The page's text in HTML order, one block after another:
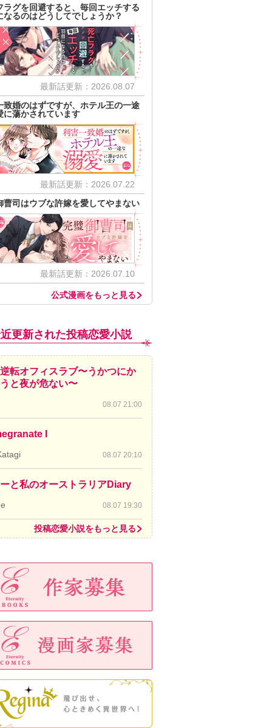
ラグを回避すると、毎回エッチする
なるのはどうしてでしょうか？
最新話更新：2026.08.07
致婚のはずですが、ホテル王の一途
に蕩かされています
最新話更新：2026.07.22
曹司はウブな許嫁を愛してやまない
最新話更新：2026.07.10
公式漫画をもっと見る
更新された投稿恋愛小説
転オフィスラブ〜うかつにか
と夜が危ない〜
08.07 21:00
I
08.07 20:10
と私のオーストラリアDiary
08.07 19:30
投稿恋愛小説をもっと見る